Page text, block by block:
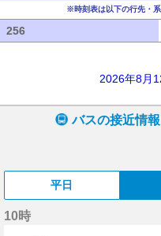
※時刻表は以下の行先・
256
2026年8月
バスの接近情報
平日
10時